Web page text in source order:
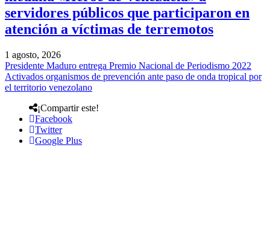
servidores públicos que participaron en
atención a víctimas de terremotos
1 agosto, 2026
Presidente Maduro entrega Premio Nacional de Periodismo 2022
Activados organismos de prevención ante paso de onda tropical por
el territorio venezolano
¡Compartir este!
Facebook
Twitter
Google Plus